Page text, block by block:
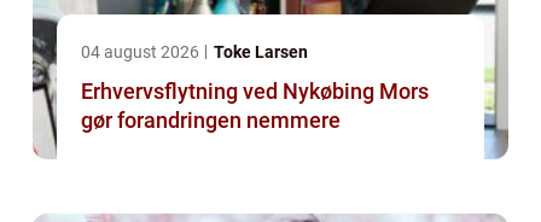
04 august 2026 Toke Larsen
Erhvervsflytning ved Nykøbing Mors
gør forandringen nemmere